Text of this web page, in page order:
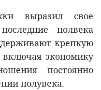
выразил свое
полвека
крепкую
экономику
постоянно
полувека.